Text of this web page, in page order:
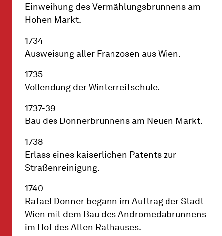
Einweihung des Vermählungsbrunnens am
Hohen Markt.
1734
Ausweisung aller Franzosen aus Wien.
1735
Vollendung der Winterreitschule.
1737-39
Bau des Donnerbrunnens am Neuen Markt.
1738
Erlass eines kaiserlichen Patents zur
Straßenreinigung.
1740
Rafael Donner begann im Auftrag der Stadt
Wien mit dem Bau des Andromedabrunnens
im Hof des Alten Rathauses.